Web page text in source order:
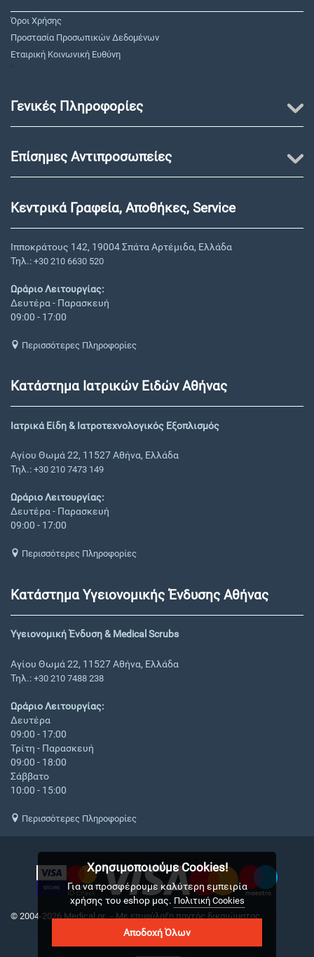
Όροι Χρήσης
Προστασία Προσωπικών Δεδομένων
Εταιρική Κοινωνική Ευθύνη
"
Γενικές Πληροφορίες
Επίσημες Αντιπροσωπείες
Κεντρικά Γραφεία, Αποθήκες, Service
Ιπποκράτους 142, 19004 Σπάτα Αρτέμιδα, Ελλάδα
Τηλ.: +30 210 6630 520
Ωράριο Λειτουργίας:
Δευτέρα - Παρασκευή
09:00 - 17:00
Περισσότερες Πληροφορίες
Κατάστημα Ιατρικών Ειδών Αθήνας
Ιατρικά Είδη & Ιατροτεχνολογικός Εξοπλισμός
Αγίου Θωμά 22, 11527 Αθήνα, Ελλάδα
Τηλ.: +30 210 7473 149
Ωράριο Λειτουργίας:
Δευτέρα - Παρασκευή
09:00 - 17:00
Περισσότερες Πληροφορίες
Κατάστημα Υγειονομικής Ένδυσης Αθήνας
Υγειονομική Ένδυση & Medical Scrubs
Αγίου Θωμά 22, 11527 Αθήνα, Ελλάδα
Τηλ.: +30 210 7488 238
Ωράριο Λειτουργίας:
Δευτέρα
09:00 - 17:00
Τρίτη - Παρασκευή
09:00 - 18:00
Σάββατο
10:00 - 15:00
Περισσότερες Πληροφορίες
© 2004-2026 Medical.gr. - Με επιφύλαξη παντός δικαιώματος
Χρησιμοποιούμε Cookies!
Για να προσφέρουμε καλύτερη εμπειρία
χρήσης του eshop μας. Πολιτική Cookies
Αποδοχή Όλων